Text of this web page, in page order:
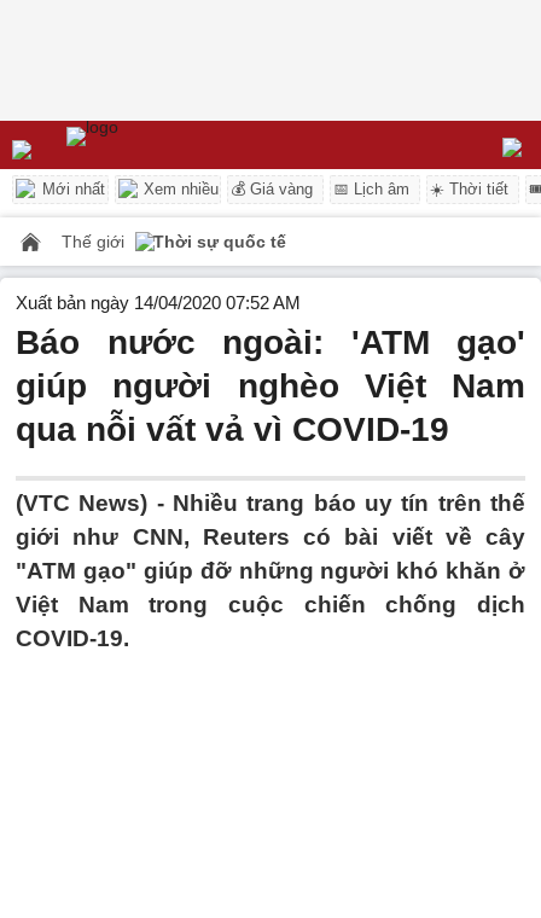
Mới nhất Xem nhiều 💰 Giá vàng 📅 Lịch âm ☀️ Thời tiết
Thế giới Thời sự quốc tế
Xuất bản ngày 14/04/2020 07:52 AM
Báo nước ngoài: 'ATM gạo'
giúp người nghèo Việt Nam
qua nỗi vất vả vì COVID-19
(VTC News) - Nhiều trang báo uy tín trên thế
giới như CNN, Reuters có bài viết về cây
"ATM gạo" giúp đỡ những người khó khăn ở
Việt Nam trong cuộc chiến chống dịch
COVID-19.